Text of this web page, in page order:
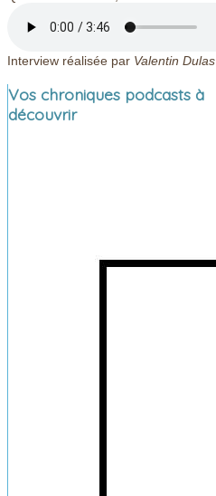
Interview réalisée par Valentin Dulas
Vos chroniques podcasts à
découvrir